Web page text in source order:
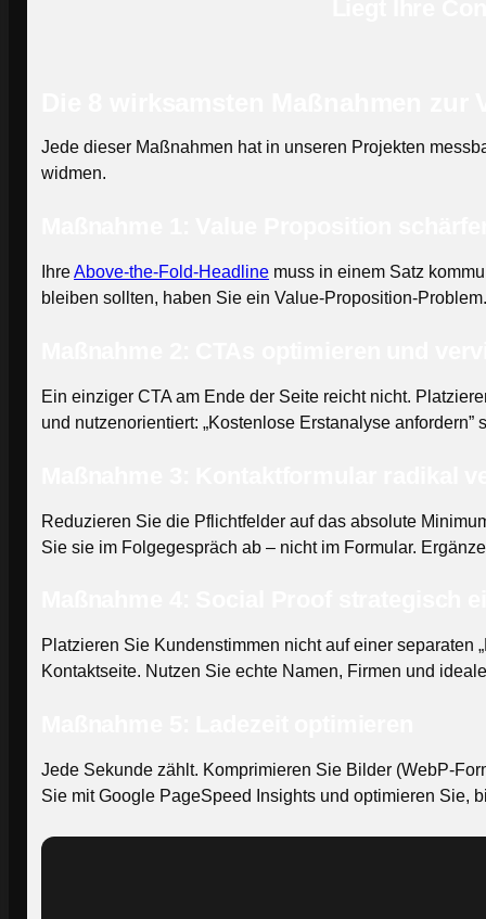
Jede dieser Maßnahmen hat in unseren Projekten
widmen.
IhreAbove-the-Fold-Headline muss in einem Satz
bleiben sollten, haben Sie ein Value-Proposition-
Ein einziger CTA am Ende der Seite reicht nicht.
und nutzenorientiert: „Kostenlose Erstanalyse
Reduzieren Sie die Pflichtfelder auf das absolute
Sie sie im Folgegespräch ab – nicht im Formular.
Platzieren Sie Kundenstimmen nicht auf einer separaten
Kontaktseite. Nutzen Sie echte Namen, Firmen und
Jede Sekunde zählt. Komprimieren Sie Bilder (WebP-
Sie mit Google PageSpeed Insights und optimieren Sie,